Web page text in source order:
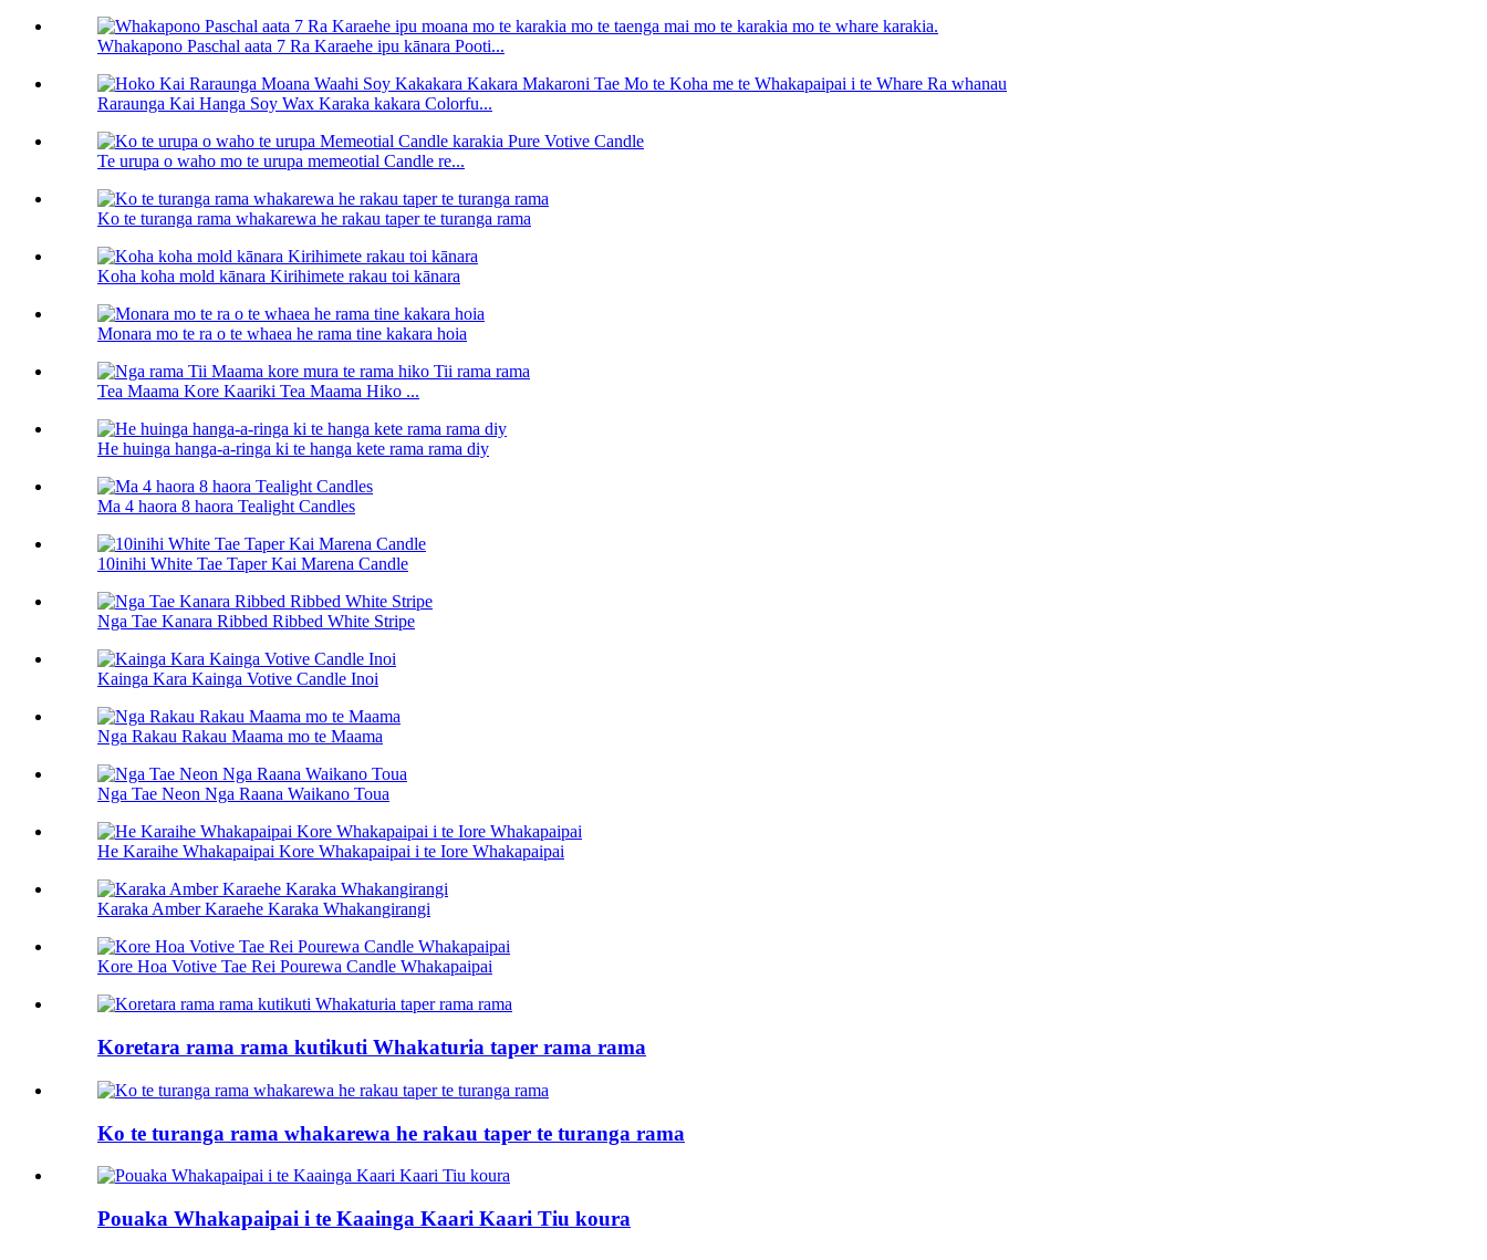
Whakapono Paschal aata 7 Ra Karaehe ipu kānara Pooti...
Raraunga Kai Hanga Soy Wax Karaka kakara Colorfu...
Te urupa o waho mo te urupa memeotial Candle re...
Ko te turanga rama whakarewa he rakau taper te turanga rama
Koha koha mold kānara Kirihimete rakau toi kānara
Monara mo te ra o te whaea he rama tine kakara hoia
Tea Maama Kore Kaariki Tea Maama Hiko ...
He huinga hanga-a-ringa ki te hanga kete rama rama diy
Ma 4 haora 8 haora Tealight Candles
10inihi White Tae Taper Kai Marena Candle
Nga Tae Kanara Ribbed Ribbed White Stripe
Kainga Kara Kainga Votive Candle Inoi
Nga Rakau Rakau Maama mo te Maama
Nga Tae Neon Nga Raana Waikano Toua
He Karaihe Whakapaipai Kore Whakapaipai i te Iore Whakapaipai
Karaka Amber Karaehe Karaka Whakangirangi
Kore Hoa Votive Tae Rei Pourewa Candle Whakapaipai
Koretara rama rama kutikuti Whakaturia taper rama rama
Ko te turanga rama whakarewa he rakau taper te turanga rama
Pouaka Whakapaipai i te Kaainga Kaari Kaari Tiu koura